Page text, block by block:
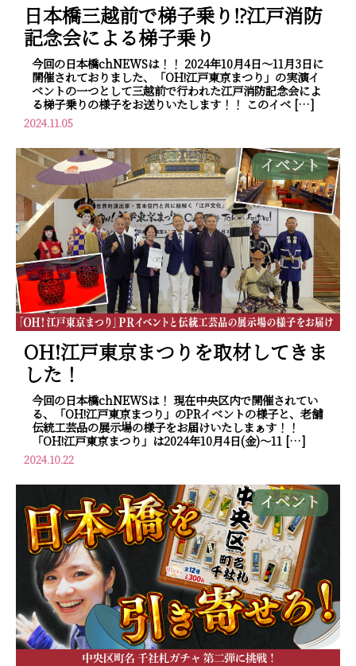
日本橋三越前で梯子乗り⁉江戸消防
記念会による梯子乗り
今回の日本橋chNEWSは！！ 2024年10月4日～11月3日に
開催されておりました、「OH!江戸東京まつり」の実演イ
ベントの一つとして三越前で行われた江戸消防記念会によ
る梯子乗りの様子をお送りいたします！！ このイベ […]
2024.11.05
イベント
OH!江戸東京まつりを取材してきま
した！
今回の日本橋chNEWSは！ 現在中央区内で開催されてい
る、「OH!江戸東京まつり」のPRイベントの様子と、老舗
伝統工芸品の展示場の様子をお届けいたしまぁす！！
「OH!江戸東京まつり」は2024年10月4日(金)～11 […]
2024.10.22
イベント